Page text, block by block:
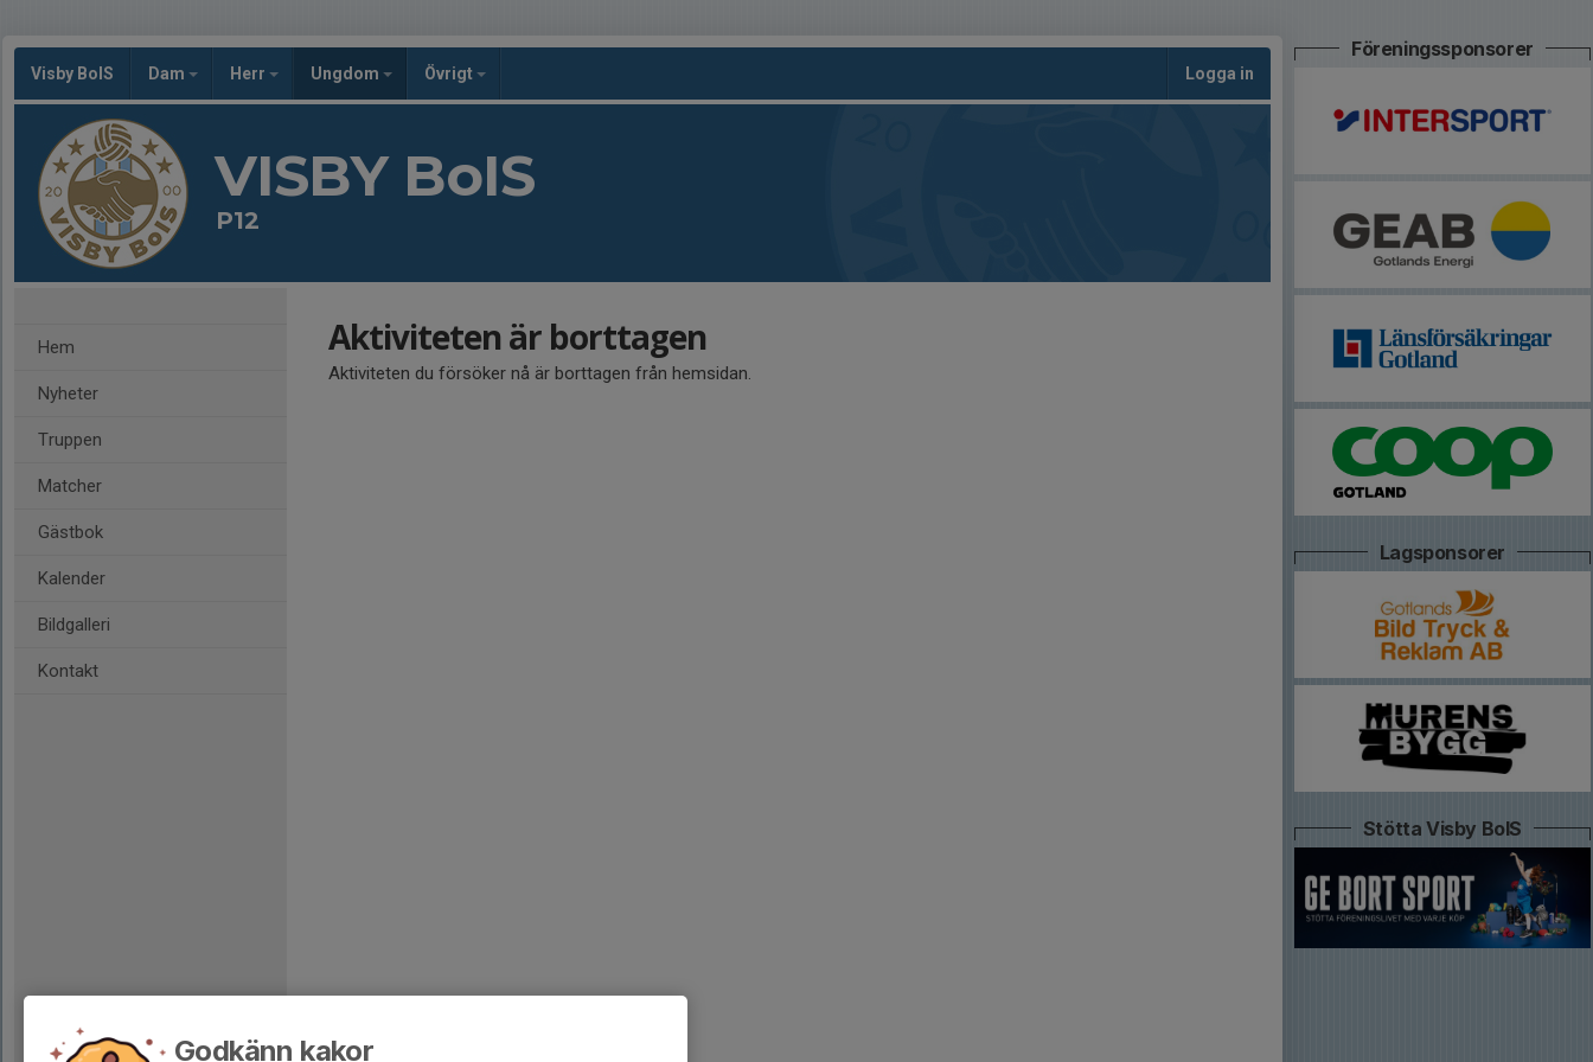
Visby BoIS Dam Herr Ungdom Övrigt Logga in
VISBY BoIS
P12
Hem
Nyheter
Truppen
Matcher
Gästbok
Kalender
Bildgalleri
Kontakt
Aktiviteten är borttagen
Aktiviteten du försöker nå är borttagen från hemsidan.
Föreningssponsorer
Lagsponsorer
Stötta Visby BoIS
Godkänn kakor